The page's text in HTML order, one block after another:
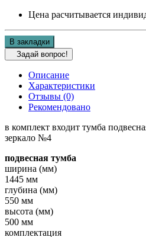
Цена расчитывается
В закладки
Задай вопрос!
Описание
Характеристики
Отзывы (0)
Рекомендовано
в комплект входит тумба
зеркало №4
подвесная тумба
ширина (мм)
1445 мм
глубина (мм)
550 мм
высота (мм)
500 мм
комплектация